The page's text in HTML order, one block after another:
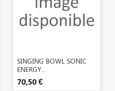
Aperçu rapide
SINGING BOWL SONIC
ENERGY...
70,50 €